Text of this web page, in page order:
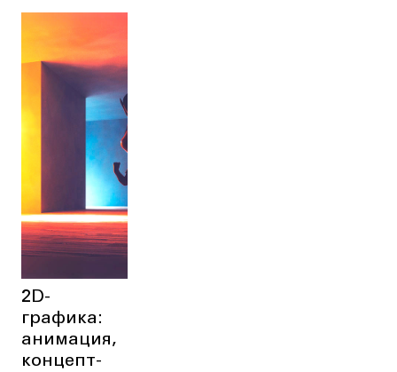
2D-
графика:
анимация,
концепт-